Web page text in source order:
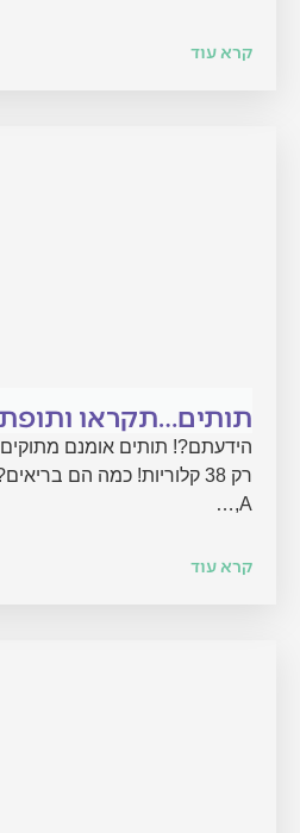
קרא עוד
תותים…תקראו
רק 38 קלוריות! כמה הם
A,…
קרא עוד